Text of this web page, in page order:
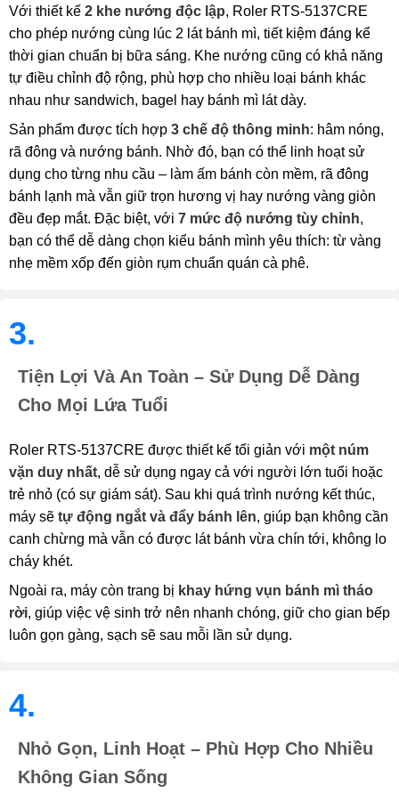
Với thiết kế 2 khe nướng độc lập, Roler RTS-5137CRE
cho phép nướng cùng lúc 2 lát bánh mì, tiết kiệm đáng kể
thời gian chuẩn bị bữa sáng. Khe nướng cũng có khả năng
tự điều chỉnh độ rộng, phù hợp cho nhiều loại bánh khác
nhau như sandwich, bagel hay bánh mì lát dày.
Sản phẩm được tích hợp 3 chế độ thông minh: hâm nóng,
rã đông và nướng bánh. Nhờ đó, bạn có thể linh hoạt sử
dụng cho từng nhu cầu – làm ấm bánh còn mềm, rã đông
bánh lạnh mà vẫn giữ trọn hương vị hay nướng vàng giòn
đều đẹp mắt. Đặc biệt, với 7 mức độ nướng tùy chỉnh,
bạn có thể dễ dàng chọn kiểu bánh mình yêu thích: từ vàng
nhẹ mềm xốp đến giòn rụm chuẩn quán cà phê.
3.
Tiện Lợi Và An Toàn – Sử Dụng Dễ Dàng
Cho Mọi Lứa Tuổi
Roler RTS-5137CRE được thiết kế tối giản với một núm
vặn duy nhất, dễ sử dụng ngay cả với người lớn tuổi hoặc
trẻ nhỏ (có sự giám sát). Sau khi quá trình nướng kết thúc,
máy sẽ tự động ngắt và đẩy bánh lên, giúp bạn không cần
canh chừng mà vẫn có được lát bánh vừa chín tới, không lo
cháy khét.
Ngoài ra, máy còn trang bị khay hứng vụn bánh mì tháo
rời, giúp việc vệ sinh trở nên nhanh chóng, giữ cho gian bếp
luôn gọn gàng, sạch sẽ sau mỗi lần sử dụng.
4.
Nhỏ Gọn, Linh Hoạt – Phù Hợp Cho Nhiều
Không Gian Sống